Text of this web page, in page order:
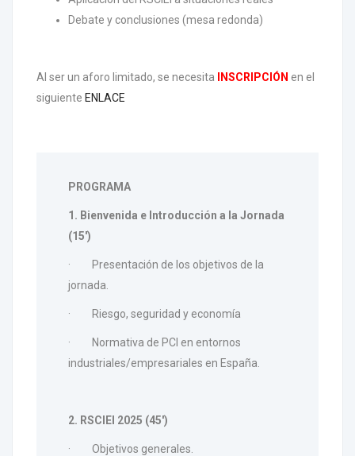
Debate y conclusiones (mesa redonda)
Al ser un aforo limitado, se necesita INSCRIPCIÓN en el
siguiente ENLACE
PROGRAMA
1. Bienvenida e Introducción a la Jornada
(15')
· Presentación de los objetivos de la
jornada.
· Riesgo, seguridad y economía
· Normativa de PCI en entornos
industriales/empresariales en España.
2. RSCIEI 2025 (45')
· Objetivos generales.